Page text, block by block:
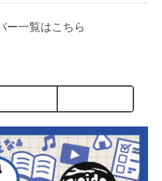
ー一覧はこちら